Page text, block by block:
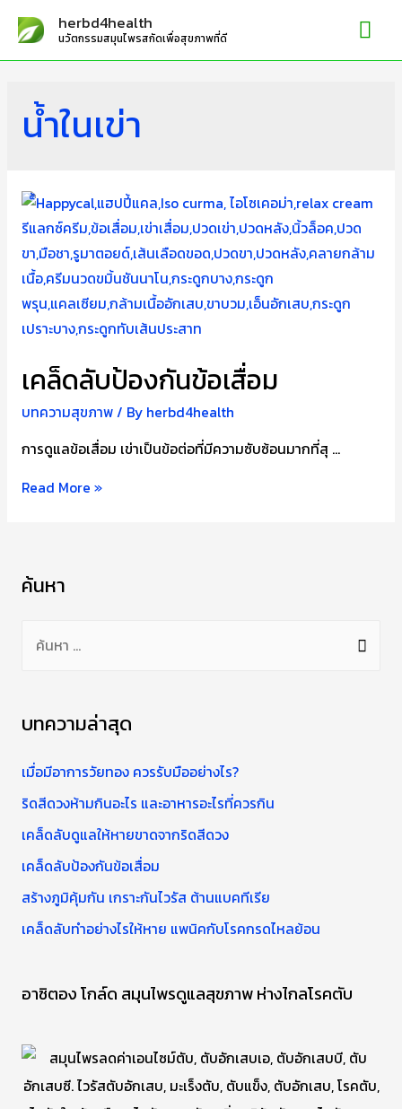
herbd4health
นวัตกรรมสมุนไพรสกัดเพื่อสุขภาพที่ดี
น้ำในเข่า
เคล็ดลับป้องกันข้อเสื่อม
บทความสุขภาพ/ By herbd4health
การดูแลข้อเสื่อม เข่าเป็นข้อต่อที่มีความซับซ้อนมากที่สุ …
เคล็ด
เสื่อม
Read More »
ค้นหา
า
ห
รั
บ
บทความล่าสุด
เมื่อมีอาการวัยทอง ควรรับมืออย่างไร?
ริดสีดวงห้ามกินอะไร และอาหารอะไรที่ควรกิน
เคล็ดลับดูแลให้หายขาดจากริดสีดวง
เคล็ดลับป้องกันข้อเสื่อม
สร้างภูมิคุ้มกัน เกราะกันไวรัส ต้านแบคทีเรีย
เคล็ดลับทำอย่างไรให้หาย แพนิคกับโรคกรดไหลย้อน
อาซิตอง โกล์ด สมุนไพรดูแลสุขภาพ ห่างไกลโรคตับ